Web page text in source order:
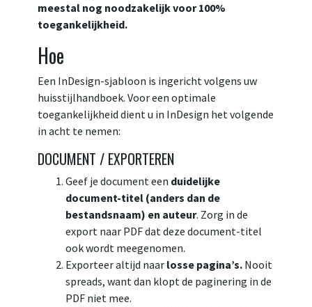
meestal nog noodzakelijk voor 100%
toegankelijkheid.
Hoe
Een InDesign-sjabloon is ingericht volgens uw
huisstijlhandboek. Voor een optimale
toegankelijkheid dient u in InDesign het volgende
in acht te nemen:
DOCUMENT / EXPORTEREN
Geef je document een duidelijke
document-titel (anders dan de
bestandsnaam) en auteur. Zorg in de
export naar PDF dat deze document-titel
ook wordt meegenomen.
Exporteer altijd naar losse pagina’s.Nooit
spreads, want dan klopt de paginering in de
PDF niet mee.